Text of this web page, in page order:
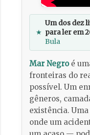
★
Um dos dez
para ler em
Bula
Mar Negroé
fronteiras do
possível. Um
gêneros,
existência.
onde um